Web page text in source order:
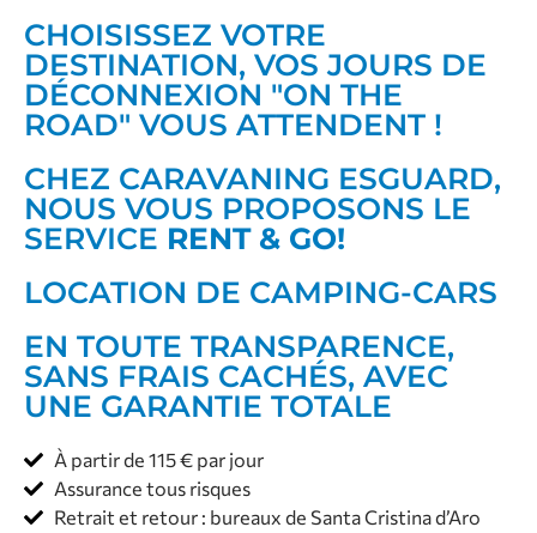
CHOISISSEZ VOTRE
DESTINATION, VOS JOURS DE
DÉCONNEXION "ON THE
ROAD" VOUS ATTENDENT !
CHEZ CARAVANING ESGUARD,
NOUS VOUS PROPOSONS LE
SERVICE RENT & GO!
LOCATION DE CAMPING-CARS
EN TOUTE TRANSPARENCE,
SANS FRAIS CACHÉS, AVEC
UNE GARANTIE TOTALE
À partir de 115 € par jour
Assurance tous risques
Retrait et retour : bureaux de Santa Cristina d’Aro